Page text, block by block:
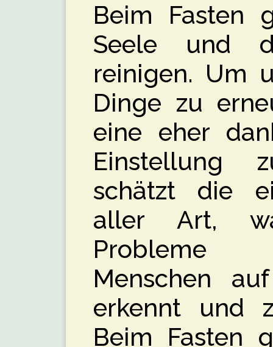
Beim Fasten
Seele und
reinigen. Um
Dinge zu
eine eher
Einstellung
schätzt die
aller Art,
Probleme
Menschen
erkennt und
Beim Fasten